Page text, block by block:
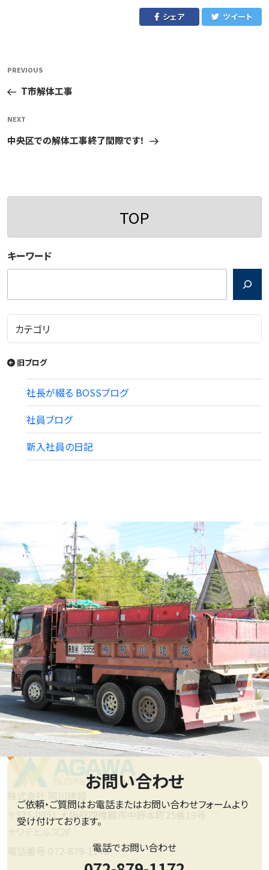
シェア ツイート
投
ナ
ビ
ゲ
Previous
Post
PREVIOUS
T市解体工事
Next
Post
NEXT
中央区での解体工事終了間際です！
TOP
キーワード
旧ブログ
社長が綴る BOSSブログ
社員ブログ
新入社員の日記
お問い合わせ
ご依頼・ご質問はお電話またはお問い合わせフォームより
受け付けております。
電話でお問い合わせ
〒575-0051 大阪府四條畷市中野本町25番19号
電話番号 072-879-1172